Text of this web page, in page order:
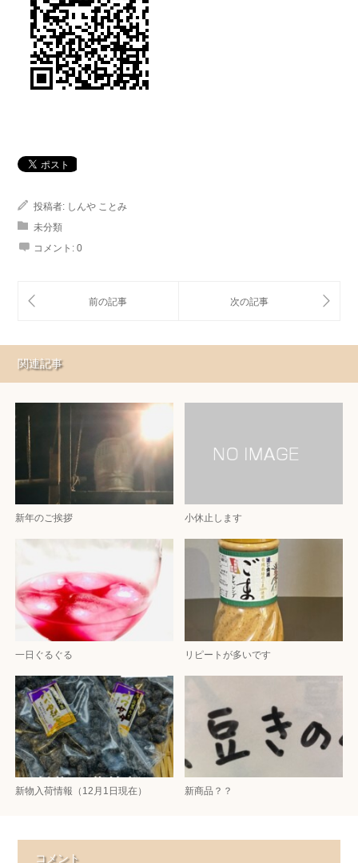
投稿者: しんや ことみ
未分類
コメント: 0
関連記事
新年のご挨拶 小休止します
一日ぐるぐる リピートが多いです
新物入荷情報（12月1日現在） 新商品？？
コメント